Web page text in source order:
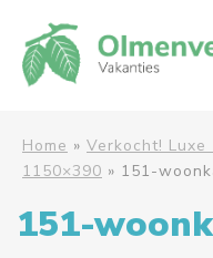
Home » Verkocht! Luxe
1150×390 » 151-
151-